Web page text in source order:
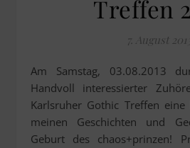
Treffen
7. August
Am Samstag, 03.08.2013 durfte ich vor einer
Handvoll interessierter
Karlsruher Gothic Treffen
meinen Geschichten und
Geburt des chaos+prinzen!